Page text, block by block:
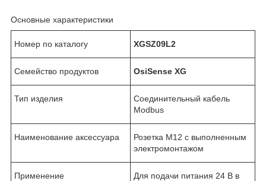
Основные характеристики
Номер по каталогу XGSZ09L2
Семейство продуктов OsiSense XG
Тип изделия
Соединительный кабель
Modbus
Наименование аксессуара
Розетка M12 с выполненным
электромонтажом
Применение
Для подачи питания 24 В в